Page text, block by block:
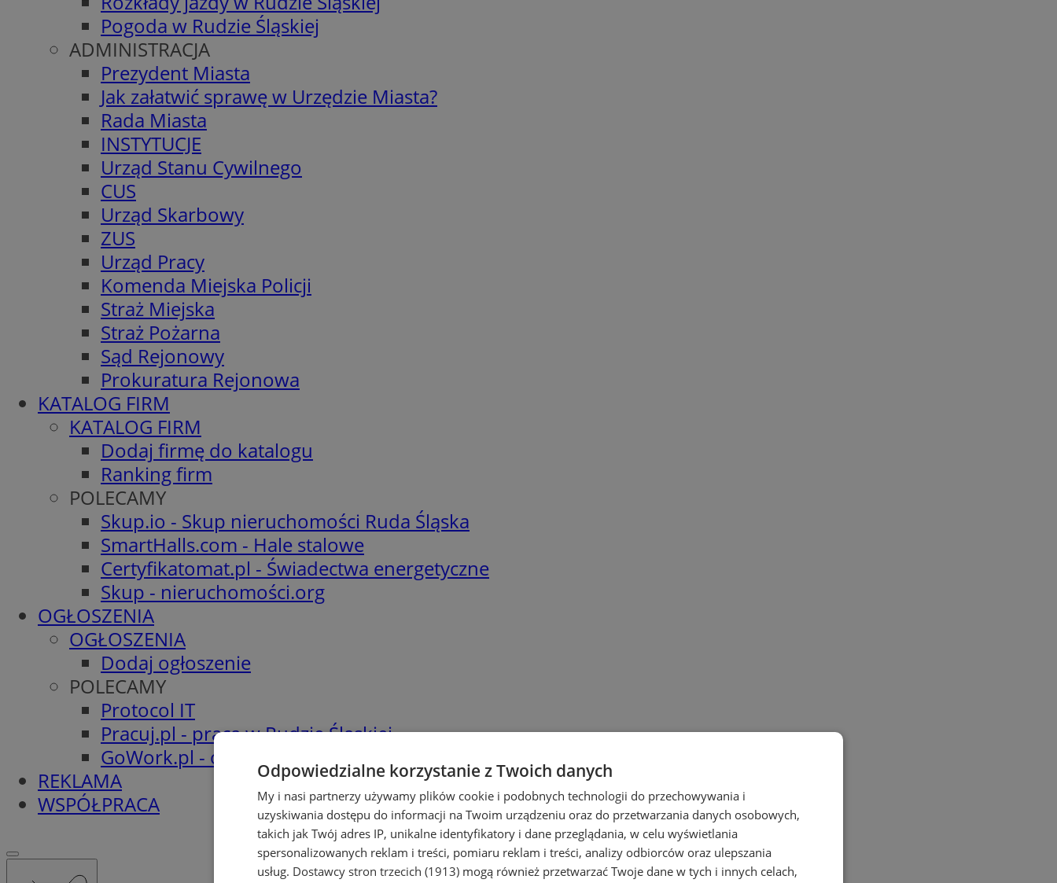
Pogoda w Rudzie Śląskiej
ADMINISTRACJA
Prezydent Miasta
Jak załatwić sprawę w Urzędzie Miasta?
Rada Miasta
INSTYTUCJE
Urząd Stanu Cywilnego
CUS
Urząd Skarbowy
ZUS
Urząd Pracy
Komenda Miejska Policji
Straż Miejska
Straż Pożarna
Sąd Rejonowy
Prokuratura Rejonowa
KATALOG FIRM
KATALOG FIRM
Dodaj firmę do katalogu
Ranking firm
POLECAMY
Skup.io - Skup nieruchomości Ruda Śląska
SmartHalls.com - Hale stalowe
Certyfikatomat.pl - Świadectwa energetyczne
Skup - nieruchomości.org
OGŁOSZENIA
OGŁOSZENIA
Dodaj ogłoszenie
POLECAMY
Protocol IT
Pracuj.pl - praca w Rudzie Śląskiej
GoWork.pl - oferty pracy
REKLAMA
WSPÓŁPRACA
Odpowiedzialne korzystanie z Twoich danych
My i nasi partnerzy używamy plików cookie i podobnych technologii do przechowywania i
uzyskiwania dostępu do informacji na Twoim urządzeniu oraz do przetwarzania danych osobowych,
takich jak Twój adres IP, unikalne identyfikatory i dane przeglądania, w celu wyświetlania
spersonalizowanych reklam i treści, pomiaru reklam i treści, analizy odbiorców oraz ulepszania
usług. Dostawcy stron trzecich (1913) mogą również przetwarzać Twoje dane w tych i innych celach,